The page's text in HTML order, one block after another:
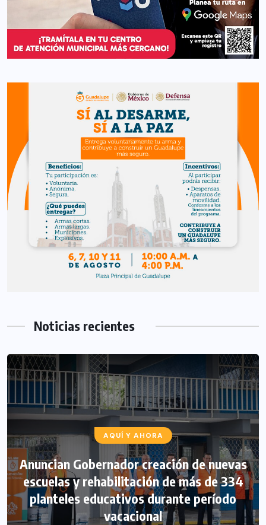
Noticias recientes
AQUÍ Y AHORA
Anuncian Gobernador creación de nuevas
escuelas y rehabilitación de más de 334
planteles educativos durante período
vacacional